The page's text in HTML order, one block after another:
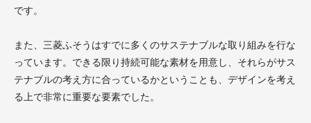
です。
また、三菱ふそうはすでに多くのサステナブルな取り組みを行な
っています。できる限り持続可能な素材を用意し、それらがサス
テナブルの考え方に合っているかということも、デザインを考え
る上で非常に重要な要素でした。